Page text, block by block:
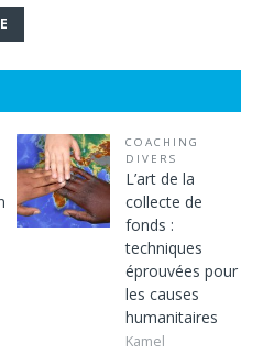
COACHING
DIVERS
L’art de la
collecte de
fonds :
techniques
éprouvées pour
les causes
humanitaires
Kamel